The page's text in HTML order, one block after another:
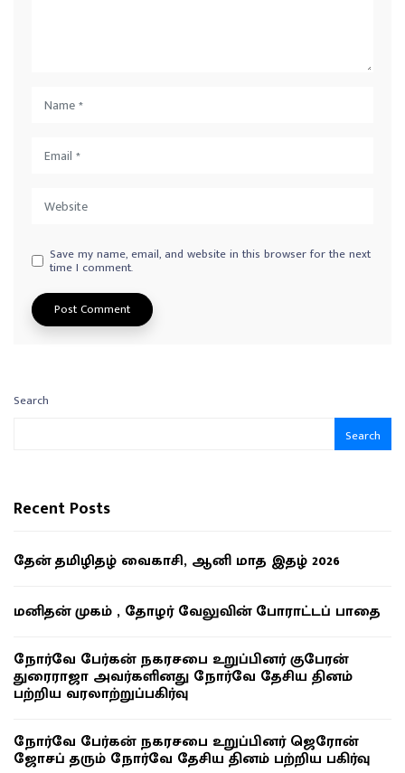
Save my name, email, and website in this browser for the next
time I comment.
Search
Search
Recent Posts
தேன் தமிழிதழ் வைகாசி, ஆனி மாத இதழ் 2026
மனிதன் முகம் , தோழர் வேலுவின் போராட்டப் பாதை
நோர்வே பேர்கன் நகரசபை உறுப்பினர் குபேரன்
துரைராஜா அவர்களினது நோர்வே தேசிய தினம்
பற்றிய வரலாற்றுப்பகிர்வு
நோர்வே பேர்கன் நகரசபை உறுப்பினர் ஜெரோன்
ஜோசப் தரும் நோர்வே தேசிய தினம் பற்றிய பகிர்வு